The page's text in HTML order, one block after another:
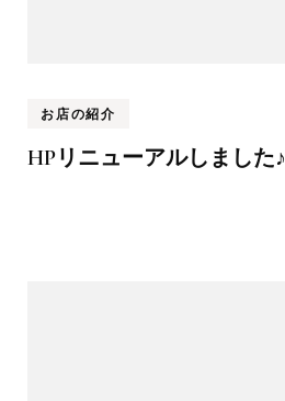
お店の紹介
HPリニューアルしました♪